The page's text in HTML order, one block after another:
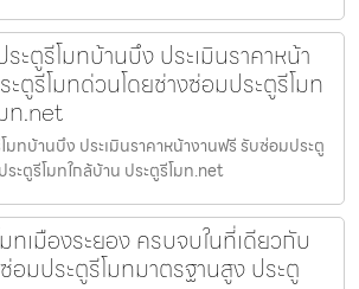
ะตูรีโมทบ้านบึง ประเมินราคาหน้า
ตูรีโมทด่วนโดยช่างซ่อมประตูรีโมท
ท.net
มทบ้านบึง ประเมินราคาหน้างานฟรี รับซ่อมประตู
ะตูรีโมทใกล้บ้าน ประตูรีโมท.net
ทเมืองระยอง ครบจบในที่เดียวกับ
อมประตูรีโมทมาตรฐานสูง ประตู